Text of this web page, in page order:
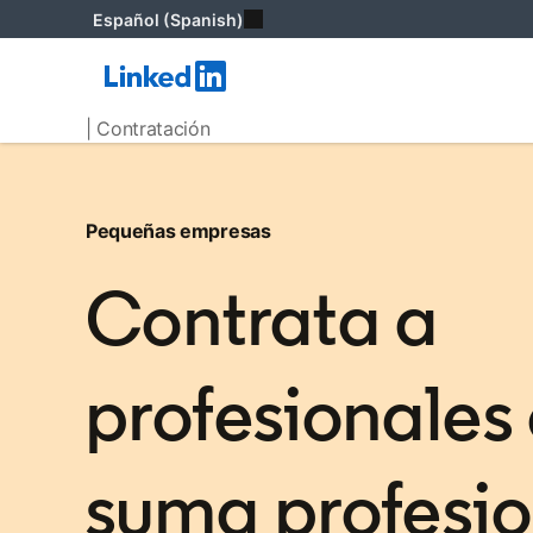
Español (Spanish)
| Contratación
Pequeñas empresas
Contrata a
profesionales
suma